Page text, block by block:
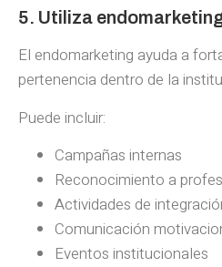
5. Utiliza
El endomarketing ayuda a
pertenencia dentro de la
Puede incluir:
Campañas internas
Reconocimiento a
Actividades de
Comunicación
Eventos institucionales